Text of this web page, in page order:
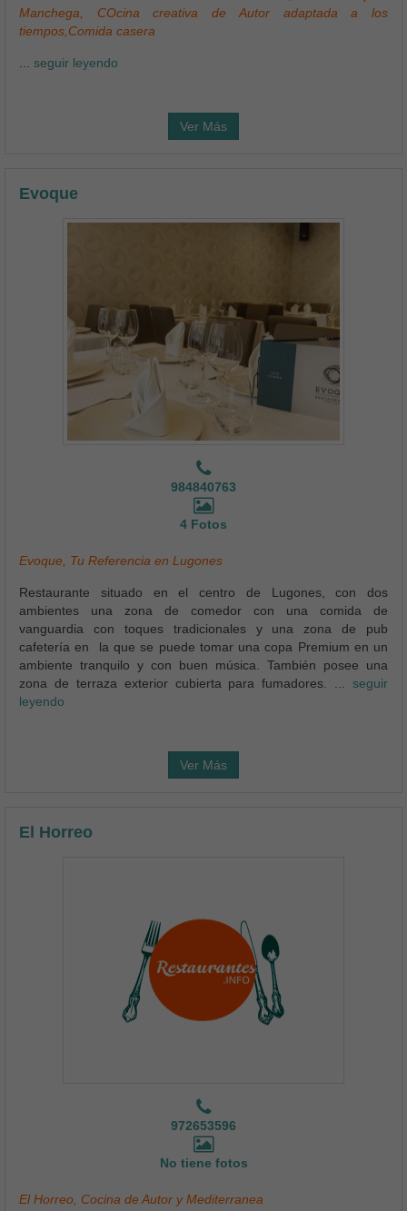
Manchega, COcina creativa de Autor adaptada a los
tiempos,Comida casera
seguir leyendo
Ver Más
Evoque
984840763
4 Fotos
Evoque, Tu Referencia en Lugones
Restaurante situado en el centro de Lugones, con dos
ambientes una zona de comedor con una comida de
vanguardia con toques tradicionales y una zona de pub
cafetería en la que se puede tomar una copa Premium en un
ambiente tranquilo y con buen música. También posee una
zona de terraza exterior cubierta para fumadores. ... seguir
leyendo
Ver Más
El Horreo
972653596
No tiene fotos
El Horreo, Cocina de Autor y Mediterranea